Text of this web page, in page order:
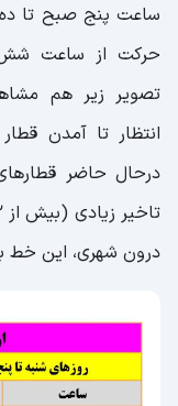
ساعت پنج صبح تا
حرکت از ساعت
تصویر زیر هم
انتظار تا آمدن
درون شهری، این خط